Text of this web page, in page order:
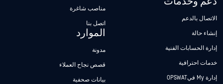
الاتصال بالدعم
إنشاء حالة
إدارة الحسابات الفنية
خدمات احترافية
إدارة My فيOPSWAT
مناصب شاغرة
اتصل بنا
الموارد
مدونة
قصص نجاح العملاء
بيانات صحفية